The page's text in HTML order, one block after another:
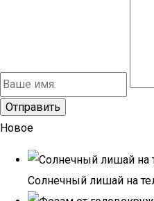
Новое
Солнечный лишай на